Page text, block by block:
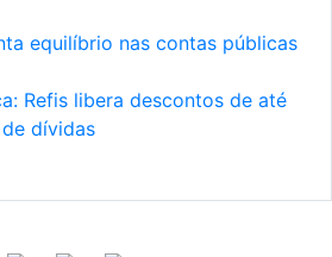
equilíbrio nas contas públicas
Refis libera descontos de até
dívidas